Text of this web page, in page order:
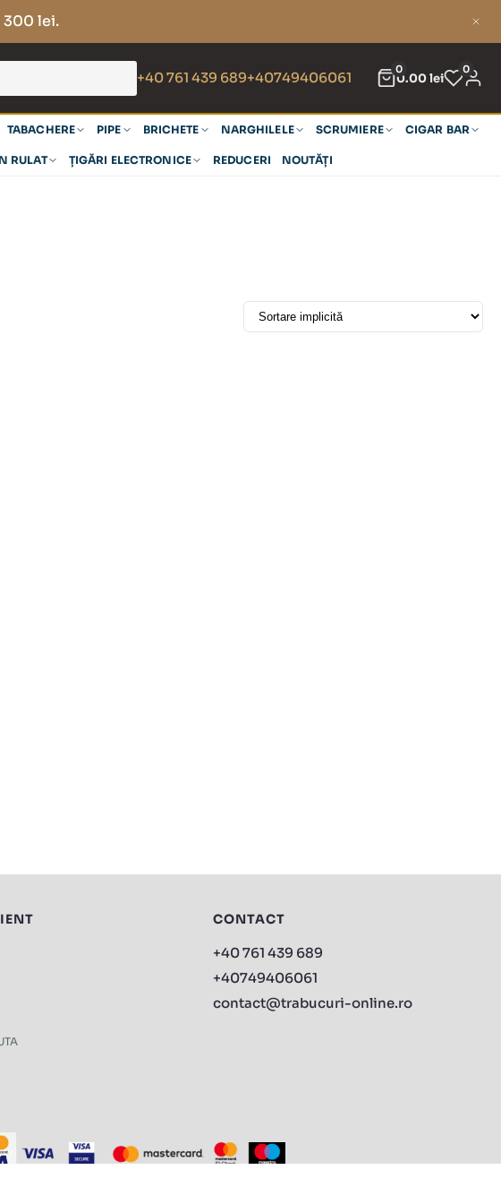
300 lei.
+40 761 439 689+40749406061 0
0.00lei
0
TABACHERE PIPE BRICHETE NARGHILELE SCRUMIERE CIGAR BAR
RULAT ȚIGĂRI ELECTRONICE REDUCERI NOUTĂȚI
CONTACT
+40 761 439 689
+40749406061
contact@trabucuri-online.ro